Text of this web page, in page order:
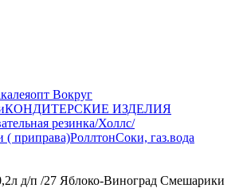
Вокруг
КОНДИТЕРСКИЕ ИЗДЕЛИЯ
резинка/Холлс/
( приправа)РоллтонСоки, газ.вода
д/п /27 Яблоко-Виноград Смешарики